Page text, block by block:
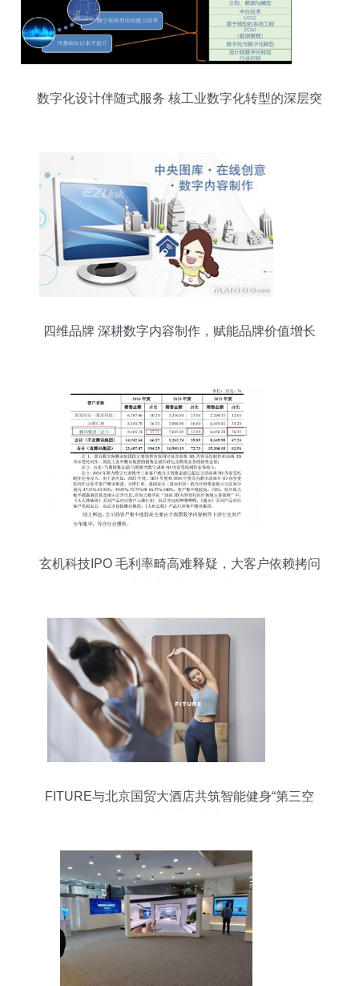
数字化设计伴随式服务 核工业数字化转型的深层突
四维品牌 深耕数字内容制作，赋能品牌价值增长
玄机科技IPO 毛利率畸高难释疑，大客户依赖拷问
FITURE与北京国贸大酒店共筑智能健身“第三空